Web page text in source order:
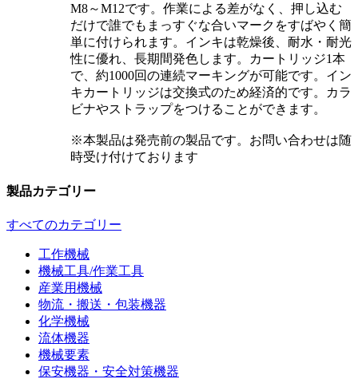
M8～M12です。作業による差がなく、押し込む
だけで誰でもまっすぐな合いマークをすばやく簡
単に付けられます。インキは乾燥後、耐水・耐光
性に優れ、長期間発色します。カートリッジ1本
で、約1000回の連続マーキングが可能です。イン
キカートリッジは交換式のため経済的です。カラ
ビナやストラップをつけることができます。
※本製品は発売前の製品です。お問い合わせは随
時受け付けております
製品カテゴリー
すべてのカテゴリー
工作機械
機械工具/作業工具
産業用機械
物流・搬送・包装機器
化学機械
流体機器
機械要素
保安機器・安全対策機器